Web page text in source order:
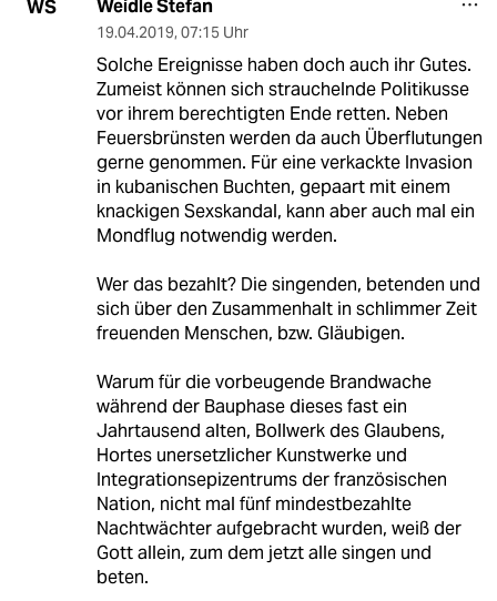
WS Weidle Stefan
19.04.2019, 07:15 Uhr
Solche Ereignisse haben doch auch ihr Gutes.
Zumeist können sich strauchelnde Politikusse
vor ihrem berechtigten Ende retten. Neben
Feuersbrünsten werden da auch Überflutungen
gerne genommen. Für eine verkackte Invasion
in kubanischen Buchten, gepaart mit einem
knackigen Sexskandal, kann aber auch mal ein
Mondflug notwendig werden.
Wer das bezahlt? Die singenden, betenden und
sich über den Zusammenhalt in schlimmer Zeit
freuenden Menschen, bzw. Gläubigen.
Warum für die vorbeugende Brandwache
während der Bauphase dieses fast ein
Jahrtausend alten, Bollwerk des Glaubens,
Hortes unersetzlicher Kunstwerke und
Integrationsepizentrums der französischen
Nation, nicht mal fünf mindestbezahlte
Nachtwächter aufgebracht wurden, weiß der
Gott allein, zum dem jetzt alle singen und
beten.